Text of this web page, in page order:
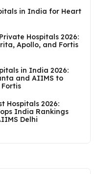
in India for Heart
Hospitals 2026:
Apollo, and Fortis
in India 2026:
and AIIMS to
Hospitals 2026:
India Rankings
Delhi